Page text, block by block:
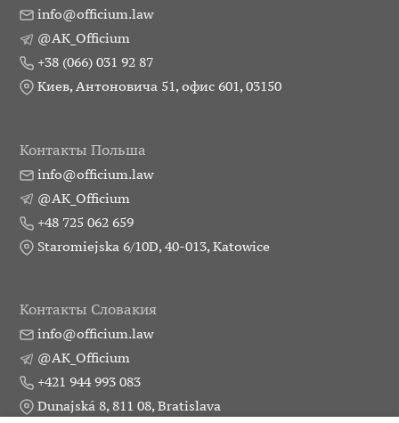
info@officium.law
@AK_Officium
+38 (066) 031 92 87
Киев, Антоновича 51, офис 601, 03150
Контакты Польша
info@officium.law
@AK_Officium
+48 725 062 659
Staromiejska 6/10D, 40-013, Katowice
Контакты Словакия
info@officium.law
@AK_Officium
+421 944 993 083
Dunajská 8, 811 08, Bratislava